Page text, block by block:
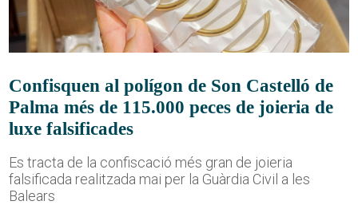
Confisquen al polígon de Son Castelló de
Palma més de 115.000 peces de joieria de
luxe falsificades
Es tracta de la confiscació més gran de joieria
falsificada realitzada mai per la Guàrdia Civil a les
Balears